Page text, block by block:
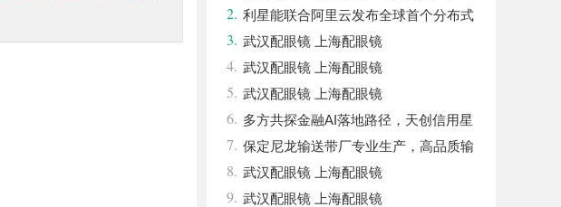
2. 利星能联合阿里云发布全球首个分布式
算电协同解决方案
3. 武汉配眼镜 上海配眼镜
4. 武汉配眼镜 上海配眼镜
5. 武汉配眼镜 上海配眼镜
6. 多方共探金融AI落地路径，天创信用星
图AI助力产业金融智能升级
7. 保定尼龙输送带厂专业生产，高品质输
送解决方案
8. 武汉配眼镜 上海配眼镜
9. 武汉配眼镜 上海配眼镜